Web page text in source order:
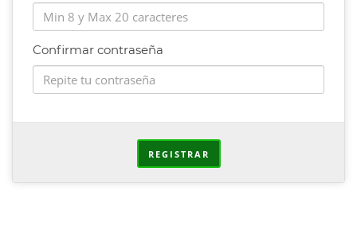
Confirmar contraseña
REGISTRAR